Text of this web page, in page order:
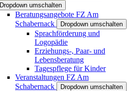
Dropdown umschalten
Beratungsangebote FZ Am
Schabernack
Dropdown umschalten
Sprachförderung und
Logopädie
Erziehungs-, Paar- und
Lebensberatung
Tagespflege für Kinder
Veranstaltungen FZ Am
Schabernack
Dropdown umschalten